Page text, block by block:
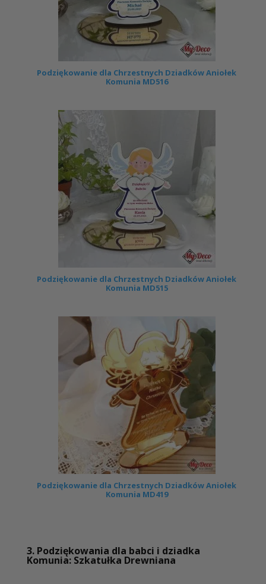
Podziękowanie dla Chrzestnych Dziadków Aniołek
Komunia MD516
Podziękowanie dla Chrzestnych Dziadków Aniołek
Komunia MD515
Podziękowanie dla Chrzestnych Dziadków Aniołek
Komunia MD419
3. Podziękowania dla babci i dziadka
Komunia: Szkatułka Drewniana